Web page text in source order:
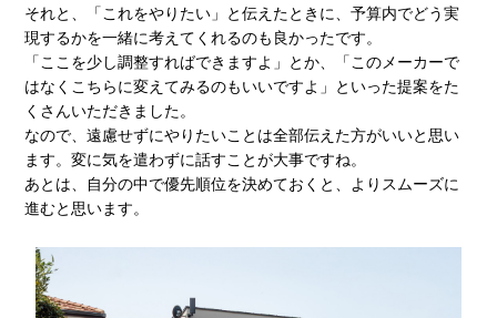
それと、「これをやりたい」と伝えたときに、予算内でどう実
現するかを一緒に考えてくれるのも良かったです。
「ここを少し調整すればできますよ」とか、「このメーカーで
はなくこちらに変えてみるのもいいですよ」といった提案をた
くさんいただきました。
なので、遠慮せずにやりたいことは全部伝えた方がいいと思い
ます。変に気を遣わずに話すことが大事ですね。
あとは、自分の中で優先順位を決めておくと、よりスムーズに
進むと思います。